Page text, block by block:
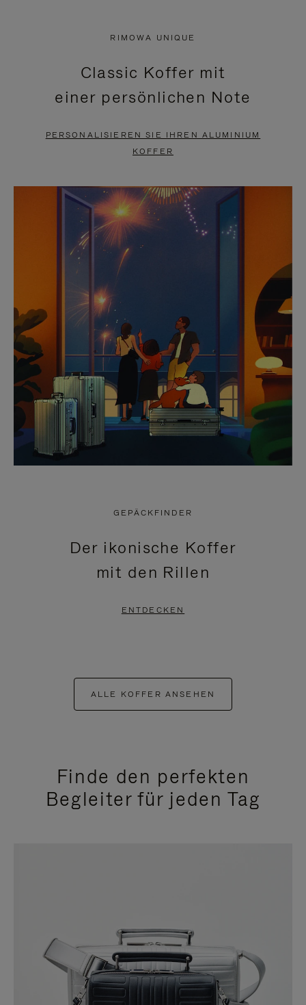
PAUSIERT,
BITTE
DRÜCKEN
ANZUHALTEN
KLICKEN
SIE
ZUM
AUFHEBEN
STUMMSCHALTUNG
RIMOWA UNIQUE
Classic Koffer mit
einer persönlichen Note
PERSONALISIEREN SIE IHREN ALUMINIUM
KOFFER
GEPÄCKFINDER
Der ikonische Koffer
mit den Rillen
ENTDECKEN
ALLE KOFFER ANSEHEN
Finde den perfekten
Begleiter für jeden Tag